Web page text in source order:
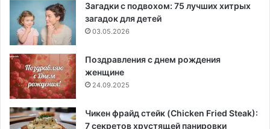
Загадки с подвохом: 75 лучших хитрых
загадок для детей
03.05.2026
Поздравления с днем рождения
женщине
24.09.2025
Чикен фрайд стейк (Chicken Fried Steak):
7 секретов хрустящей панировки